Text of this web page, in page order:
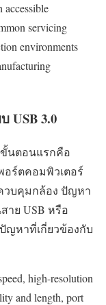
accessible
servicing
environments
USB 3.0
ขั้นตอนแรกคือ
อร์ตคอมพิวเตอร์
วบคุมกล้อง ปัญหา
าย USB หรือ
ญหาที่เกี่ยวข้องกับ
high-resolution
and length, port